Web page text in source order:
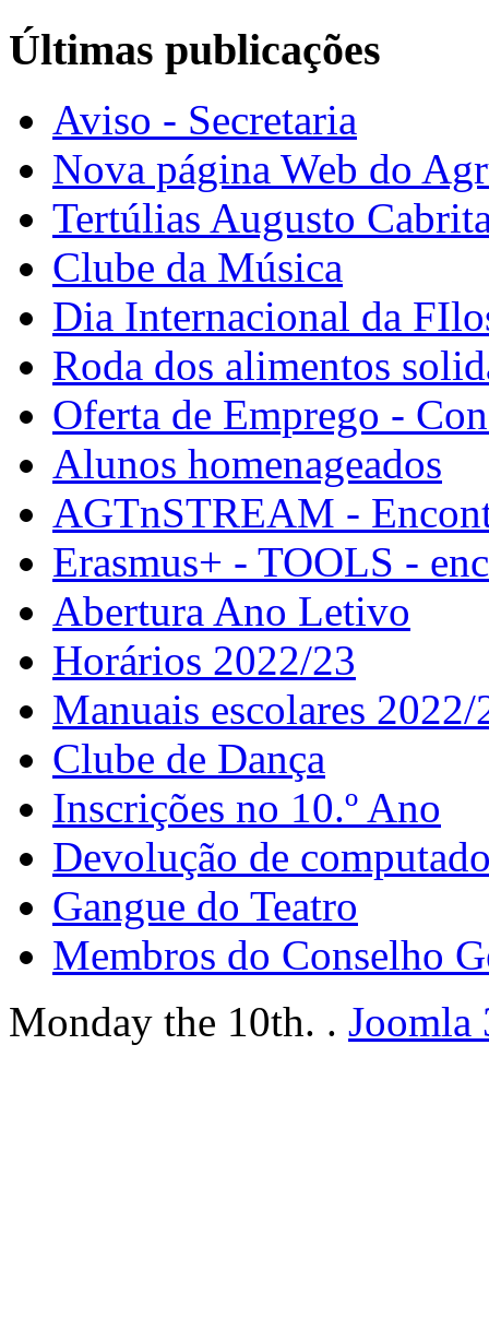
Últimas publicações
Aviso - Secretaria
Nova página Web do
Tertúlias Augusto
Clube da Música
Dia Internacional da
Roda dos alimentos
Oferta de Emprego -
Alunos homenageados
AGTnSTREAM -
Erasmus+ - TOOLS -
Abertura Ano Letivo
Horários 2022/23
Manuais escolares 2022/
Clube de Dança
Inscrições no 10.º Ano
Devolução de
Gangue do Teatro
Membros do Conselho
Monday the 10th. . Joomla